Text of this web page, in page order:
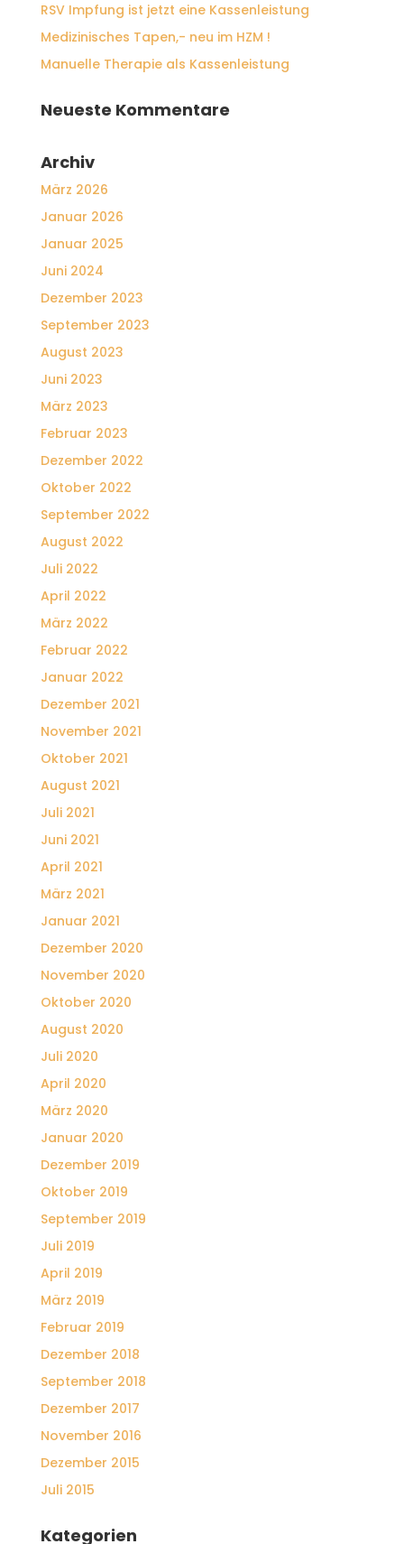
RSV Impfung ist jetzt eine Kassenleistung
Medizinisches Tapen,- neu im HZM !
Manuelle Therapie als Kassenleistung
Neueste Kommentare
Archiv
März 2026
Januar 2026
Januar 2025
Juni 2024
Dezember 2023
September 2023
August 2023
Juni 2023
März 2023
Februar 2023
Dezember 2022
Oktober 2022
September 2022
August 2022
Juli 2022
April 2022
März 2022
Februar 2022
Januar 2022
Dezember 2021
November 2021
Oktober 2021
August 2021
Juli 2021
Juni 2021
April 2021
März 2021
Januar 2021
Dezember 2020
November 2020
Oktober 2020
August 2020
Juli 2020
April 2020
März 2020
Januar 2020
Dezember 2019
Oktober 2019
September 2019
Juli 2019
April 2019
März 2019
Februar 2019
Dezember 2018
September 2018
Dezember 2017
November 2016
Dezember 2015
Juli 2015
Kategorien